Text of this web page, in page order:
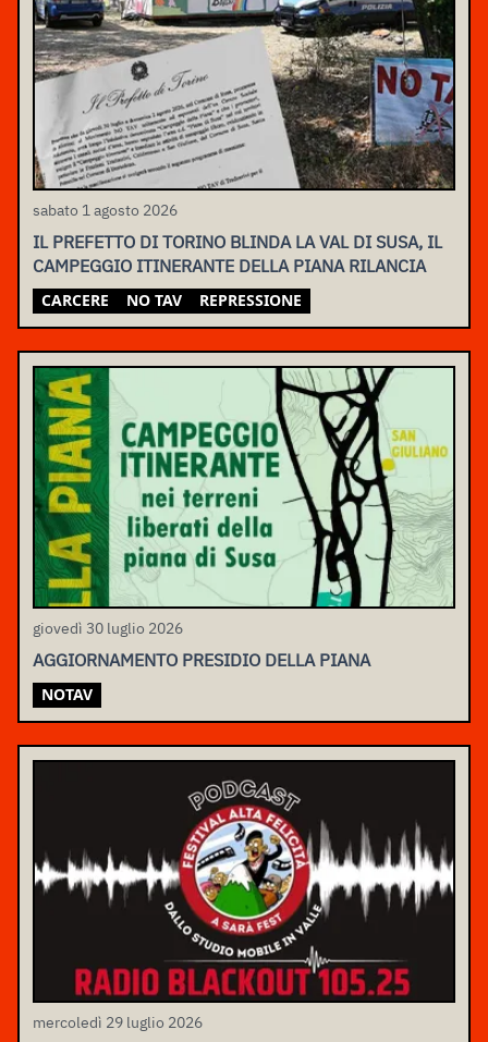
sabato 1 agosto 2026
IL PREFETTO DI TORINO BLINDA LA VAL DI SUSA, IL
CAMPEGGIO ITINERANTE DELLA PIANA RILANCIA
CARCERE NO TAV REPRESSIONE
giovedì 30 luglio 2026
AGGIORNAMENTO PRESIDIO DELLA PIANA
NOTAV
mercoledì 29 luglio 2026